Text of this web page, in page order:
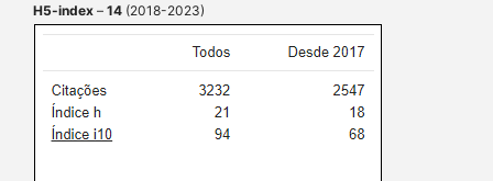
H5-index – 14 (2018-2023)